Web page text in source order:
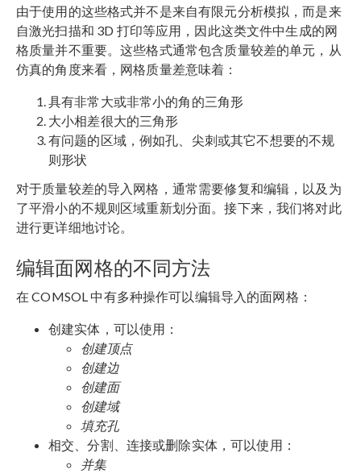
由于使用的这些格式并不是来自有限元分析模拟，而是来
自激光扫描和 3D 打印等应用，因此这类文件中生成的网
格质量并不重要。这些格式通常包含质量较差的单元，从
仿真的角度来看，网格质量差意味着：
具有非常大或非常小的角的三角形
大小相差很大的三角形
有问题的区域，例如孔、尖刺或其它不想要的不规
则形状
对于质量较差的导入网格，通常需要修复和编辑，以及为
了平滑小的不规则区域重新划分面。接下来，我们将对此
进行更详细地讨论。
编辑面网格的不同方法
在 COMSOL 中有多种操作可以编辑导入的面网格：
创建实体，可以使用：
创建顶点
创建边
创建面
创建域
填充孔
相交、分割、连接或删除实体，可以使用：
并集